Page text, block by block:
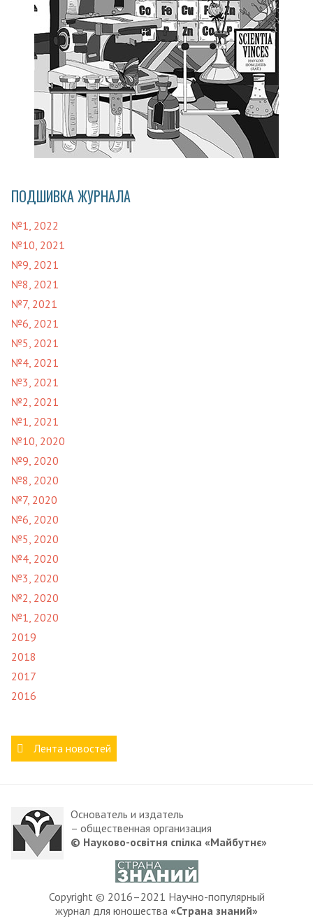
ПОДШИВКА ЖУРНАЛА
№1, 2022
№10, 2021
№9, 2021
№8, 2021
№7, 2021
№6, 2021
№5, 2021
№4, 2021
№3, 2021
№2, 2021
№1, 2021
№10, 2020
№9, 2020
№8, 2020
№7, 2020
№6, 2020
№5, 2020
№4, 2020
№3, 2020
№2, 2020
№1, 2020
2019
2018
2017
2016
Лента новостей
Основатель и издатель
– общественная организация
© Науково-освітня спілка «Майбутнє»
Copyright © 2016–2021 Научно-популярный
журнал для юношества «Страна знаний»